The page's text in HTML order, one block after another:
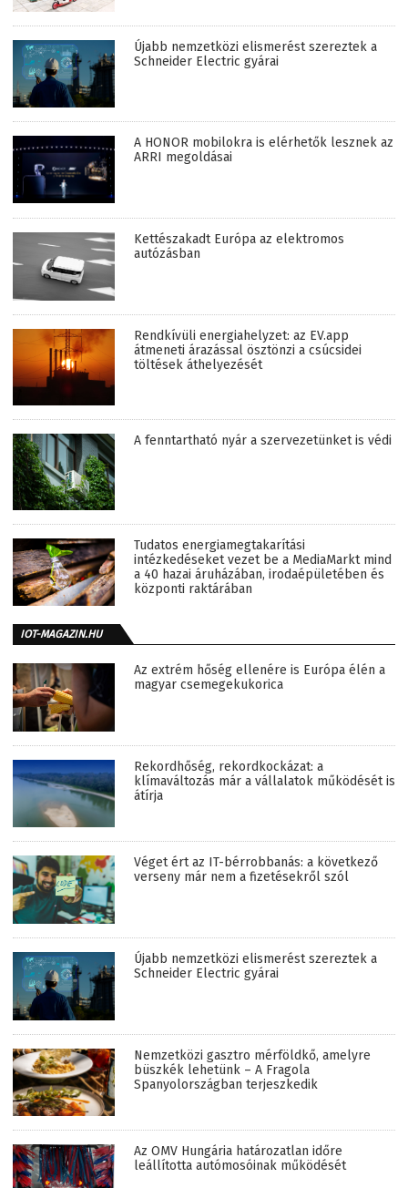
Újabb nemzetközi elismerést szereztek a
Schneider Electric gyárai
A HONOR mobilokra is elérhetők lesznek az
ARRI megoldásai
Kettészakadt Európa az elektromos
autózásban
Rendkívüli energiahelyzet: az EV.app
átmeneti árazással ösztönzi a csúcsidei
töltések áthelyezését
A fenntartható nyár a szervezetünket is védi
Tudatos energiamegtakarítási
intézkedéseket vezet be a MediaMarkt mind
a 40 hazai áruházában, irodaépületében és
központi raktárában
IOT-MAGAZIN.HU
Az extrém hőség ellenére is Európa élén a
magyar csemegekukorica
Rekordhőség, rekordkockázat: a
klímaváltozás már a vállalatok működését is
átírja
Véget ért az IT-bérrobbanás: a következő
verseny már nem a fizetésekről szól
Újabb nemzetközi elismerést szereztek a
Schneider Electric gyárai
Nemzetközi gasztro mérföldkő, amelyre
büszkék lehetünk – A Fragola
Spanyolországban terjeszkedik
Az OMV Hungária határozatlan időre
leállította autómosóinak működését